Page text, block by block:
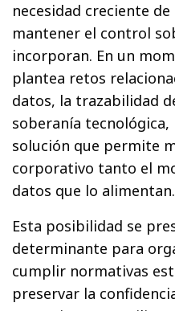
necesidad creciente
mantener el control
incorporan. En un
plantea retos
datos, la trazabilidad
soberanía
solución que permite
corporativo tanto el
datos que lo alimentan.
Esta posibilidad se
determinante para
cumplir normativas
preservar la